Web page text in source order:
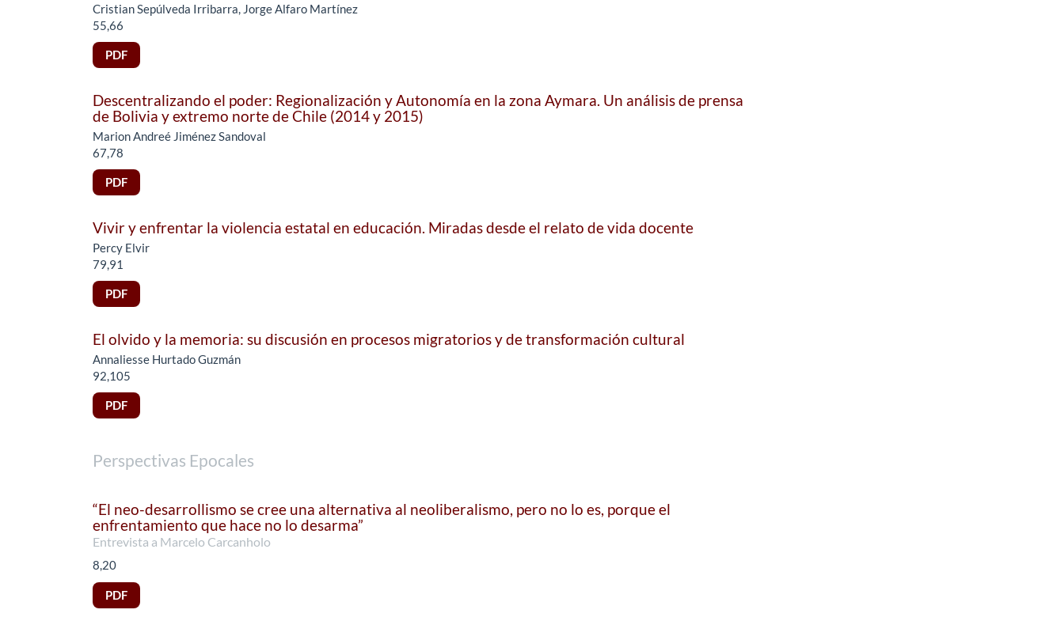
Cristian Sepúlveda Irribarra, Jorge Alfaro Martínez
55,66
PDF
Descentralizando el poder: Regionalización y Autonomía en la zona Aymara. Un análisis de prensa
de Bolivia y extremo norte de Chile (2014 y 2015)
Marion Andreé Jiménez Sandoval
67,78
PDF
Vivir y enfrentar la violencia estatal en educación. Miradas desde el relato de vida docente
Percy Elvir
79,91
PDF
El olvido y la memoria: su discusión en procesos migratorios y de transformación cultural
Annaliesse Hurtado Guzmán
92,105
PDF
Perspectivas Epocales
“El neo-desarrollismo se cree una alternativa al neoliberalismo, pero no lo es, porque el
enfrentamiento que hace no lo desarma”
Entrevista a Marcelo Carcanholo
8,20
PDF